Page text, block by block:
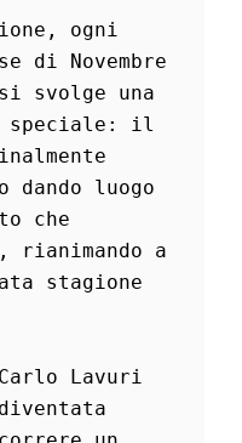
ogni
di Novembre
svolge una
speciale: il
dando luogo
che
rianimando a
stagione
Lavuri